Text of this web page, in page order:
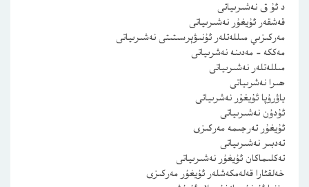
د ئۇ ق نەشىرىياتى
قەشقەر ئۇيغۇر نەشىرىياتى
مەركىزىي مىللەتلەر ئۇنىۋېرسىتىتى نەشىرىياتى
مەككە – مەدىنە نەشرىياتى
مىللەتلەر نەشىرىياتى
ھىرا نەشرىياتى
ياۋرۇپا ئۇيغۇر نەشرىياتى
ئۇدۇن نەشىرىياتى
ئۇيغۇر تەرجىمە مەركىزى
تەدبىر نەشىرىياتى
تەكلىماكان ئۇيغۇر نەشىرىياتى
خەلقئارا قەلەمكەشلەر ئۇيغۇر مەركىزى